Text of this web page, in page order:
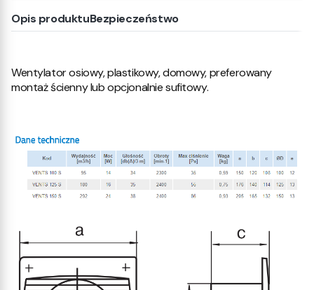
Opis produktuBezpieczeństwo
Wentylator osiowy, plastikowy, domowy, preferowany
montaż ścienny lub opcjonalnie sufitowy.